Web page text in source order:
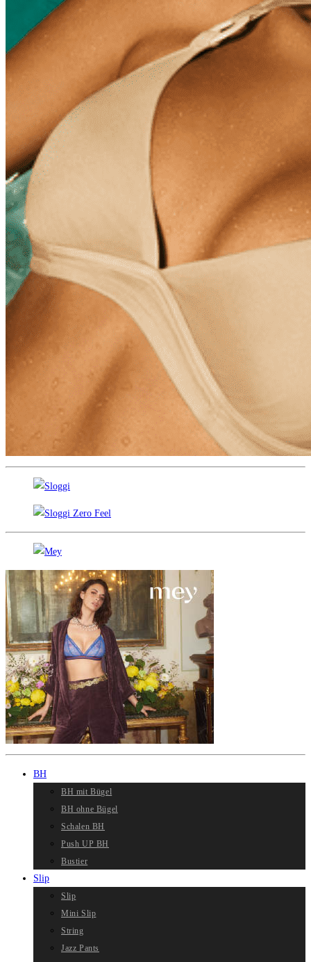
BH
BH mit Bügel
BH ohne Bügel
Schalen BH
Push UP BH
Bustier
Slip
Slip
Mini Slip
String
Jazz Pants